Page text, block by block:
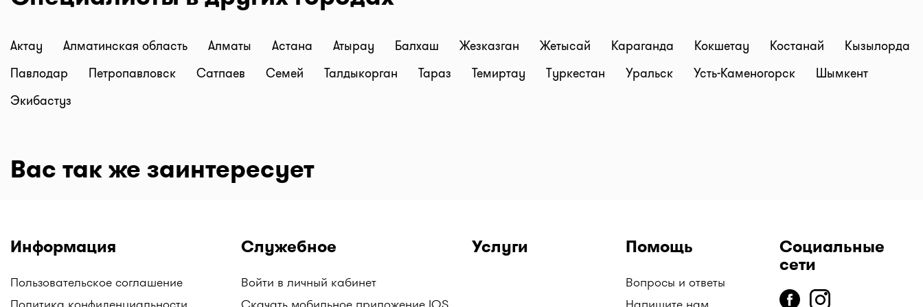
Актау Алматинская область Алматы Астана Атырау Балхаш Жезказган Жетысай Караганда Кокшетау Костанай
Кызылорда
Павлодар
Петропавловск Сатпаев Семей Талдыкорган Тараз Темиртау Туркестан Уральск Усть-Каменогорск
Шымкент
Экибастуз
Вас так же заинтересует
Информация
Пользовательское соглашение
Служебное
Войти в личный кабинет
Услуги Помощь
Вопросы и ответы
Социальные
сети